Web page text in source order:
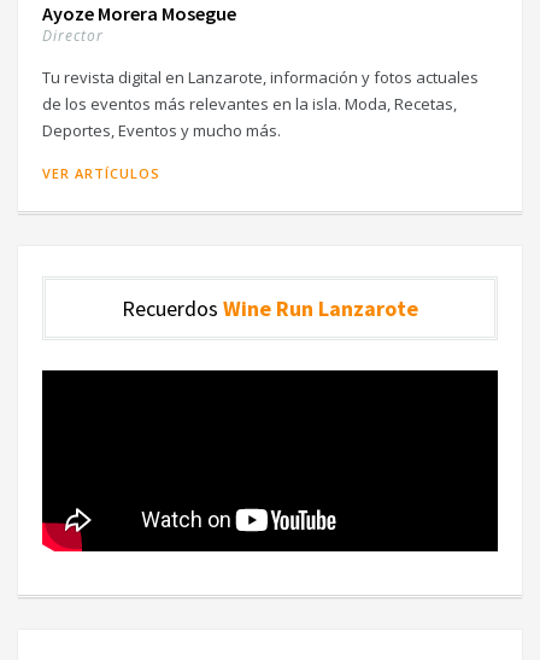
Ayoze Morera Mosegue
Director
Tu revista digital en Lanzarote, información y fotos actuales
de los eventos más relevantes en la isla. Moda, Recetas,
Deportes, Eventos y mucho más.
VER ARTÍCULOS
Recuerdos Wine Run Lanzarote